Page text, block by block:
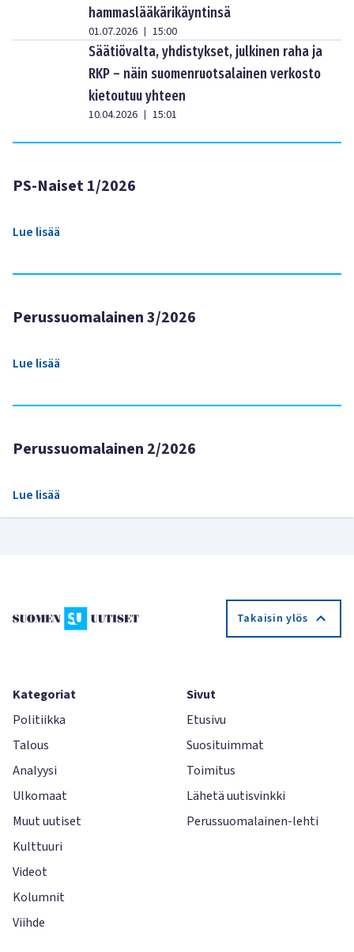
hammaslääkärikäyntinsä
01.07.2026 | 15:00
Säätiövalta, yhdistykset, julkinen raha ja
RKP – näin suomenruotsalainen verkosto
kietoutuu yhteen
10.04.2026 | 15:01
PS-Naiset 1/2026
Lue lisää
Perussuomalainen 3/2026
Lue lisää
Perussuomalainen 2/2026
Lue lisää
Takaisin ylös
Kategoriat
Politiikka
Talous
Analyysi
Ulkomaat
Muut uutiset
Kulttuuri
Videot
Kolumnit
Viihde
Sivut
Etusivu
Suosituimmat
Toimitus
Lähetä uutisvinkki
Perussuomalainen-lehti